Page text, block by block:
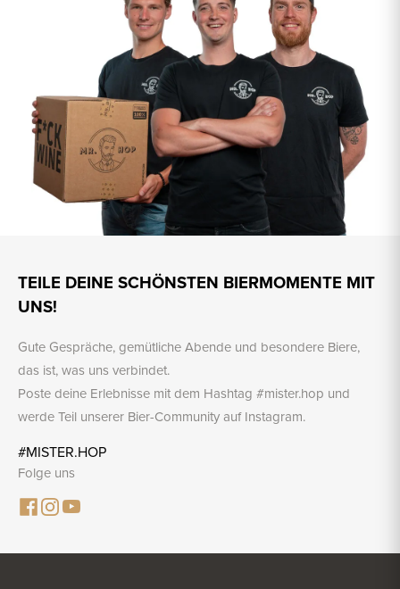
TEILE DEINE SCHÖNSTEN BIERMOMENTE MIT
UNS!
Gute Gespräche, gemütliche Abende und besondere Biere,
das ist, was uns verbindet.
Poste deine Erlebnisse mit dem Hashtag #mister.hop und
werde Teil unserer Bier-Community auf Instagram.
#MISTER.HOP
Folge uns